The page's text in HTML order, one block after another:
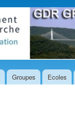
Groupes Ecoles